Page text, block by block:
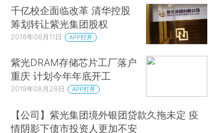
千亿校企面临改革 清华控股
筹划转让紫光集团股权
2018年08月11日 APP打开
紫光DRAM存储芯片工厂落户
重庆 计划今年年底开工
2019年08月28日 APP打开
【公司】紫光集团境外银团贷款久拖未定 疫
情阴影下债市投资人更加不安